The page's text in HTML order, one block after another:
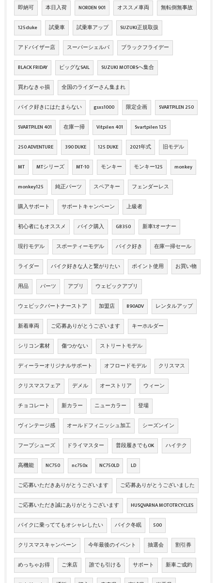
即納可 本日入荷 NORDEN 901 オススメ車両 無転倒無事故
125duke 試乗車 試乗車アップ SUZUKI正規取扱
アドバイザー店 スーパーシェルパ ブラックフライデー
BLACK FRIDAY ビッグなSAIL SUZUKI MOTORSへ集合
買わなきゃ損 全国のライダーさん集まれ
バイク好きにはたまらない gsxs1000 限定企画 SVARTPILEN 250
SVARTPILEN 401 在庫一掃 Vitpilen 401 Svartpilen 125
250 ADVENTURE 390 DUKE 125 DUKE 2021年式 旧モデル
MT MTシリーズ MT-10 モンキー モンキー125 monkey
monkey125 純正パーツ スペアキー フェンダーレス
購入サポート サポートキャンペーン 上級者
初心者にもオススメ バイク購入 GB350 新車1オーナー
現行モデル スポーティーモデル バイク好き 在庫一掃セール
ライダー バイク好きな人と繋がりたい ポイント使用 お買い物
用品 パーツ アプリ ウェビックアプリ
ウェビックパートナーストア 加盟店 890ADV レンタルアップ
新着車両 ご応募ありがとうございます キーホルダー
シリコン素材 傷つかない ストリートモデル
ディーラーオリジナルサポート オフロードモデル クリスマス
クリスマスフェア デメル オーストリア ウィーン
チョコレート 新カラー ニューカラー 登場
ヴィンテージ感 オールドフィニッシュ加工 シーズンイン
フープシューズ ドライマスター 普段履きでもOK ハイテク
高機能 NC750 nc750x NC750LD LD
ご応募いただきありがとうございます ご応募ありがとうございました
ご応募いただき誠にありがとうございます HUSQVARNA MOTOTRCYCLES
バイクに乗っててもオシャレしたい バイク冬眠 500
クリスマスキャンペーン 今年最後のイベント 抽選会 割引券
めっちゃお得 ご来店 誰でも引ける サポート 新車ご成約